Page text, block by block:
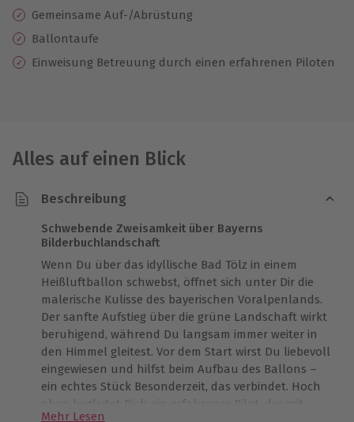
Gemeinsame Auf-/Abrüstung
Ballontaufe
Einweisung Betreuung durch einen erfahrenen Piloten
Alles auf einen Blick
Beschreibung
Schwebende Zweisamkeit über Bayerns
Bilderbuchlandschaft
Wenn Du über das idyllische Bad Tölz in einem
Heißluftballon schwebst, öffnet sich unter Dir die
malerische Kulisse des bayerischen Voralpenlands.
Der sanfte Aufstieg über die grüne Landschaft wirkt
beruhigend, während Du langsam immer weiter in
den Himmel gleitest. Vor dem Start wirst Du liebevoll
eingewiesen und hilfst beim Aufbau des Ballons –
ein echtes Stück Besonderzeit, das verbindet. Hoch
oben begleitet Dich ein erfahrener Pilot, der mit
Mehr Lesen